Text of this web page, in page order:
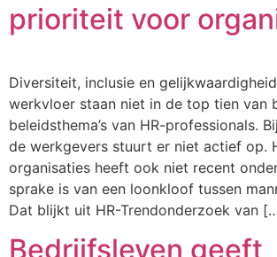
prioriteit voor
Diversiteit, inclusie en
werkvloer staan niet in de top tien van
beleidsthema’s van HR-professionals.
de werkgevers stuurt er niet actief op.
organisaties heeft ook niet recent
sprake is van een loonkloof tussen
Dat blijkt uit HR-Trendonderzoek van
Bedrijfsleven geeft